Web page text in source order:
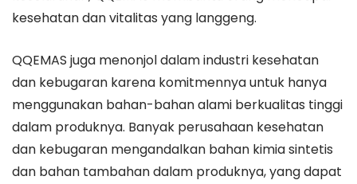
kesehatan dan vitalitas yang langgeng.
QQEMAS juga menonjol dalam industri kesehatan
dan kebugaran karena komitmennya untuk hanya
menggunakan bahan-bahan alami berkualitas tinggi
dalam produknya. Banyak perusahaan kesehatan
dan kebugaran mengandalkan bahan kimia sintetis
dan bahan tambahan dalam produknya, yang dapat